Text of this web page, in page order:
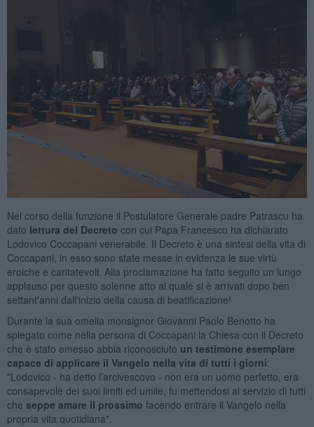
Nel corso della funzione il Postulatore Generale padre Patrascu ha
dato lettura del Decreto con cui Papa Francesco ha dichiarato
Lodovico Coccapani venerabile. Il Decreto è una sintesi della vita di
Coccapani, in esso sono state messe in evidenza le sue virtù
eroiche e caritatevoli. Alla proclamazione ha fatto seguito un lungo
applauso per questo solenne atto al quale si è arrivati dopo ben
settant'anni dall'inizio della causa di beatificazione!
Durante la sua omelia monsignor Giovanni Paolo Benotto ha
spiegato come nella persona di Coccapani la Chiesa con il Decreto
che è stato emesso abbia riconosciuto un testimone esemplare
capace di applicare il Vangelo nella vita di tutti i giorni:
"Lodovico - ha detto l’arcivescovo - non era un uomo perfetto, era
consapevole dei suoi limiti ed umile, fu mettendosi al servizio di tutti
che seppe amare il prossimo facendo entrare il Vangelo nella
propria vita quotidiana".